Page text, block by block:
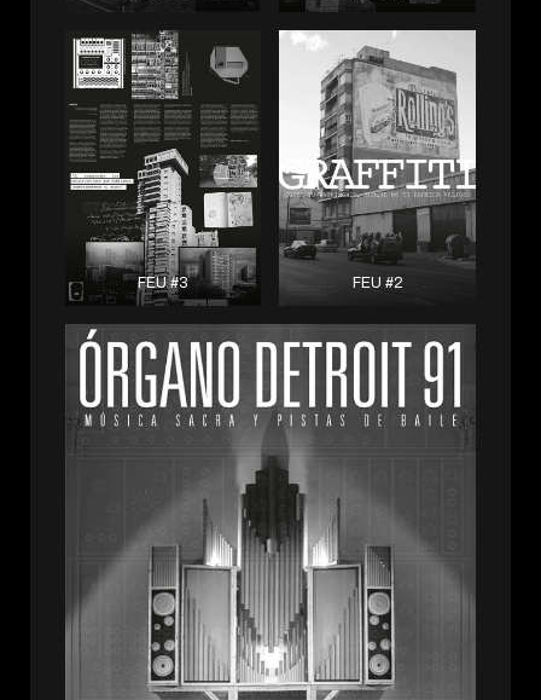
FEU #3 FEU #2